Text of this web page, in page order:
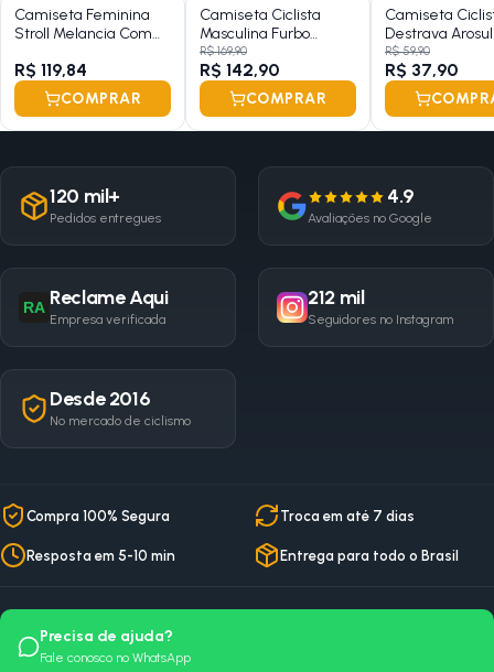
Camiseta Feminina
Stroll Melancia Com
R$ 119,84
COMPRAR
Camiseta Ciclista
Masculina Furbo
Marmo
R$ 169,90
R$ 142,90
COMPRAR
Camiseta
Destrava
Dry
R$ 59,90
R$ 37,90
120 mil+
Pedidos entregues
4.9
Avaliações no Google
RA Reclame Aqui
Empresa verificada
212 mil
Seguidores no Instagram
Desde 2016
No mercado de ciclismo
Compra 100% Segura Troca em até 7 dias
Resposta em 5-10 min Entrega para todo o Brasil
Precisa de ajuda?
Fale conosco no WhatsApp